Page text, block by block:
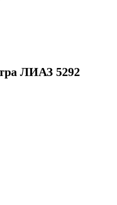
ЛИАЗ 5292